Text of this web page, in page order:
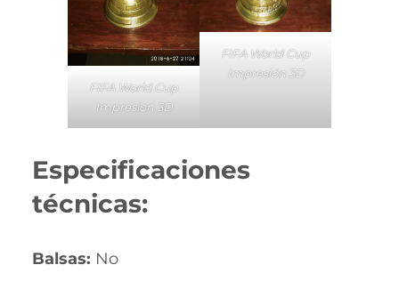
FIFA World Cup
Impresion 3D
FIFA World Cup
Impresión 3D
Especificaciones
técnicas:
Balsas: No